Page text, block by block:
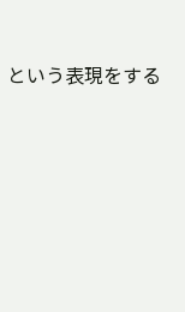
いう表現をする